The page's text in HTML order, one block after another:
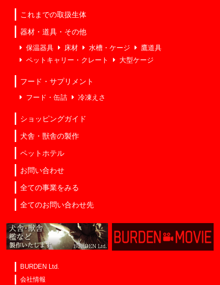
これまでの取扱生体
器材・道具・その他
保温器具 床材 水槽・ケージ
鷹道具
ペットキャリー・クレート
大型ケージ
フード・サプリメント
フード・缶詰 冷凍えさ
ショッピングガイド
犬舎・獣舎の製作
ペットホテル
お問い合わせ
全ての事業をみる
全てのお問い合わせ先
BURDEN Ltd.
会社情報